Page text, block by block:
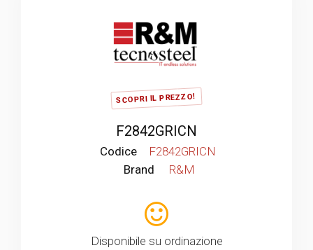
SCOPRI IL PREZZO!
F2842GRICN
Codice
F2842GRICN
Brand
R&M
Disponibile su ordinazione